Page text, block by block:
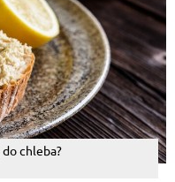
chleba?